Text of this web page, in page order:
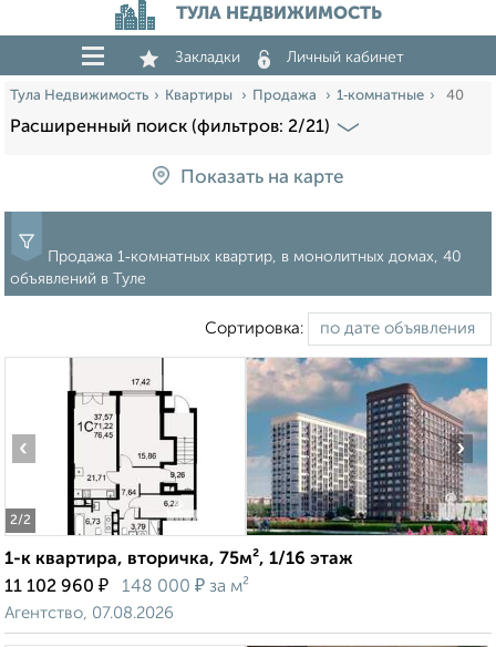
ТУЛА НЕДВИЖИМОСТЬ
Закладки Личный кабинет
Тула Недвижимость Квартиры Продажа 1‑комнатные 40
Расширенный поиск (фильтров: 2/21)
Показать на карте
Продажа 1‑комнатных квартир, в монолитных домах, 40
объявлений в Туле
Сортировка:
2/2
‹ ›
1-к квартира, вторичка, 75м², 1/16 этаж
11 102 960 ₽ 148 000 ₽ за м²
Агентство, 07.08.2026